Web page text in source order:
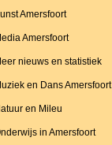
Amersfoort
Amersfoort
nieuws en statistiek
en Dans Amersfoort
en Mileu
in Amersfoort